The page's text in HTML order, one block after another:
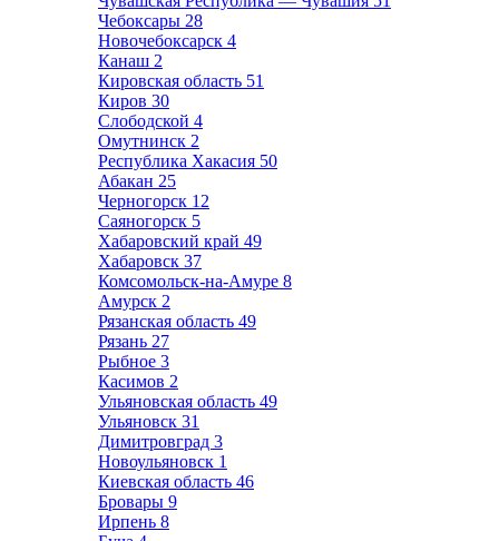
Чебоксары 28
Новочебоксарск 4
Канаш 2
Кировская область 51
Киров 30
Слободской 4
Омутнинск 2
Республика Хакасия 50
Абакан 25
Черногорск 12
Саяногорск 5
Хабаровский край 49
Хабаровск 37
Комсомольск-на-Амуре 8
Амурск 2
Рязанская область 49
Рязань 27
Рыбное 3
Касимов 2
Ульяновская область 49
Ульяновск 31
Димитровград 3
Новоульяновск 1
Киевская область 46
Бровары 9
Ирпень 8